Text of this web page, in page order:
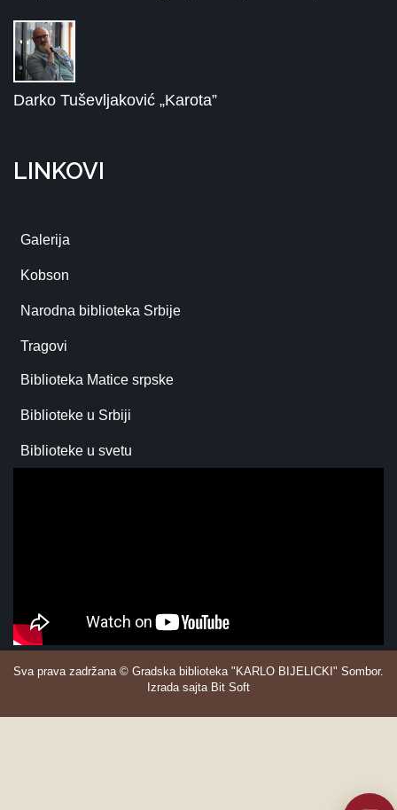
Darko Tuševljaković „Karota”
LINKOVI
Galerija
Kobson
Narodna biblioteka Srbije
Tragovi
Biblioteka Matice srpske
Biblioteke u Srbiji
Biblioteke u svetu
Sva prava zadržana © Gradska biblioteka "KARLO BIJELICKI" Sombor.
Izrada sajta Bit Soft